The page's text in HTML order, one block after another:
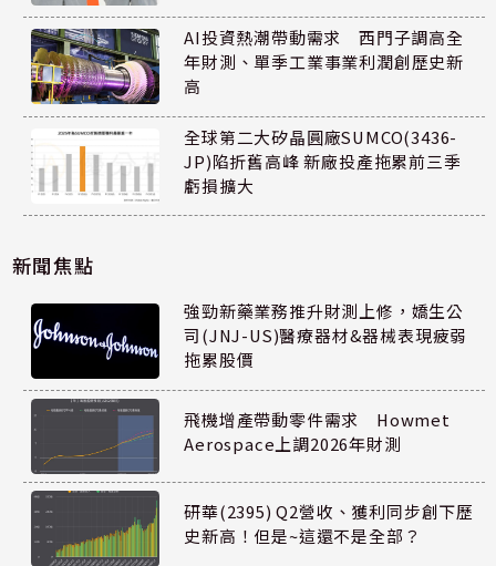
AI投資熱潮帶動需求 西門子調高全
年財測、單季工業事業利潤創歷史新
高
全球第二大矽晶圓廠SUMCO(3436-
JP)陷折舊高峰 新廠投產拖累前三季
虧損擴大
新聞焦點
強勁新藥業務推升財測上修，嬌生公
司(JNJ-US)醫療器材&器械表現疲弱
拖累股價
飛機增產帶動零件需求 Howmet
Aerospace上調2026年財測
研華(2395) Q2營收、獲利同步創下歷
史新高！但是~這還不是全部？